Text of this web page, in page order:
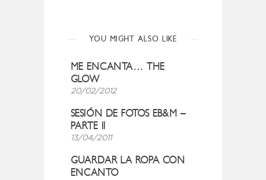
YOU MIGHT ALSO LIKE
ME ENCANTA… THE
GLOW
20/02/2012
SESIÓN DE FOTOS EB&M –
PARTE II
13/04/2011
GUARDAR LA ROPA CON
ENCANTO